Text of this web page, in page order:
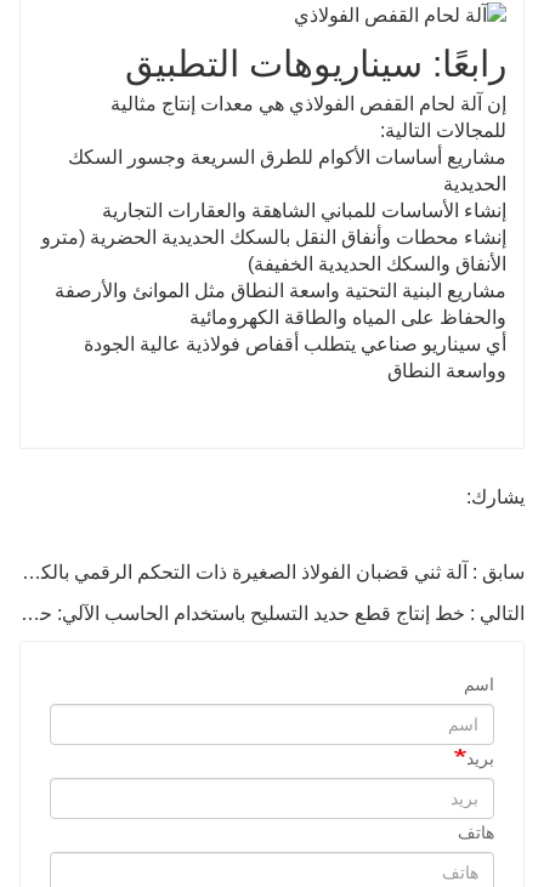
رابعًا: سيناريوهات التطبيق
إن آلة لحام القفص الفولاذي هي معدات إنتاج مثالية
للمجالات التالية:
مشاريع أساسات الأكوام للطرق السريعة وجسور السكك
الحديدية
إنشاء الأساسات للمباني الشاهقة والعقارات التجارية
إنشاء محطات وأنفاق النقل بالسكك الحديدية الحضرية (مترو
الأنفاق والسكك الحديدية الخفيفة)
مشاريع البنية التحتية واسعة النطاق مثل الموانئ والأرصفة
والحفاظ على المياه والطاقة الكهرومائية
أي سيناريو صناعي يتطلب أقفاص فولاذية عالية الجودة
وواسعة النطاق
يشارك:
سابق : آلة ثني قضبان الفولاذ الصغيرة ذات التحكم الرقمي بالكمبيوتر: خيار مرن وفعال للإنشاءات المتوسطة والصغيرة الحجم
التالي : خط إنتاج قطع حديد التسليح باستخدام الحاسب الآلي: حل فعال ودقيق لمعالجة حديد التسليح
اسم
بريد
هاتف